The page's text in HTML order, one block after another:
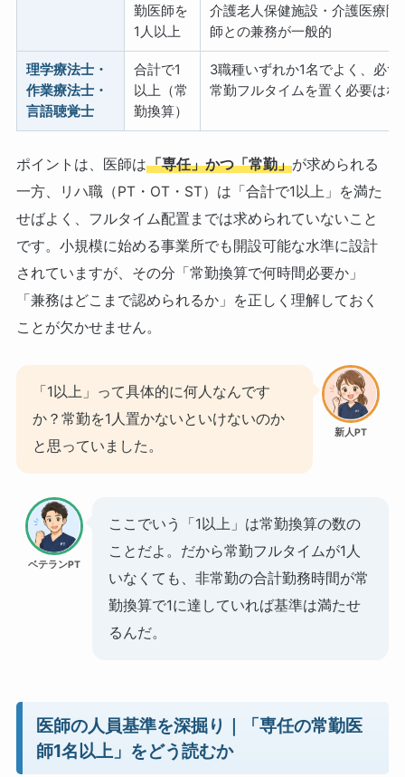
勤医師を
1人以上
介護老人保健施設・介護医療院
師との兼務が一般的
理学療法士・
作業療法士・
言語聴覚士
合計で1
以上（常
勤換算）
3職種いずれか1名でよく、必ず
常勤フルタイムを置く必要はな
ポイントは、医師は「専任」かつ「常勤」が求められる
一方、リハ職（PT・OT・ST）は「合計で1以上」を満た
せばよく、フルタイム配置までは求められていないこと
です。小規模に始める事業所でも開設可能な水準に設計
されていますが、その分「常勤換算で何時間必要か」
「兼務はどこまで認められるか」を正しく理解しておく
ことが欠かせません。
新人PT
「1以上」って具体的に何人なんです
か？常勤を1人置かないといけないのか
と思っていました。
ベテランPT
ここでいう「1以上」は常勤換算の数の
ことだよ。だから常勤フルタイムが1人
いなくても、非常勤の合計勤務時間が常
勤換算で1に達していれば基準は満たせ
るんだ。
医師の人員基準を深掘り｜「専任の常勤医
師1名以上」をどう読むか